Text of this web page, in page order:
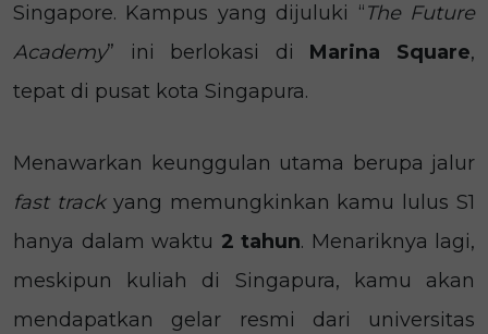
Singapore. Kampus yang dijuluki “The Future
Academy” ini berlokasi di Marina Square,
tepat di pusat kota Singapura.
Menawarkan keunggulan utama berupa jalur
fast trackyang memungkinkan kamu lulus S1
hanya dalam waktu 2 tahun. Menariknya lagi,
meskipun kuliah di Singapura, kamu akan
mendapatkan gelar resmi dari universitas